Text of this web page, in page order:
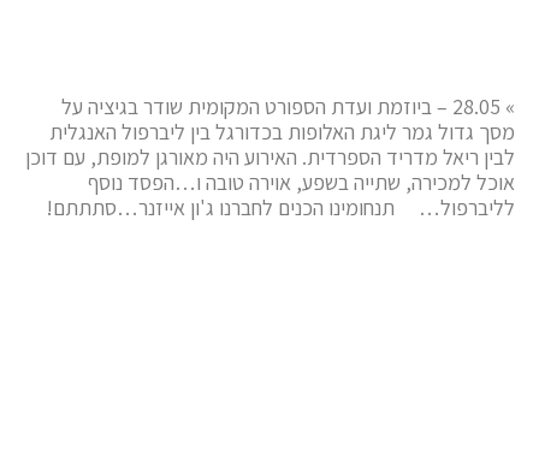
» 28.05 – ביוזמת ועדת הספורט המקומית שודר בגיציה על
מסך גדול גמר ליגת האלופות בכדורגל בין ליברפול האנגלית
לבין ריאל מדריד הספרדית. האירוע היה מאורגן למופת, עם דוכן
אוכל למכירה, שתייה בשפע, אוירה טובה ו…הפסד נוסף
לליברפול… תנחומינו הכנים לחברנו ג'ון אייזנר…סתתתם!